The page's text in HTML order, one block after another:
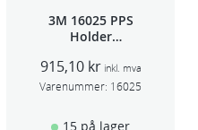
3M 16025 PPS
Holder
915,10 kr inkl. mva
Varenummer: 16025
15 på lager